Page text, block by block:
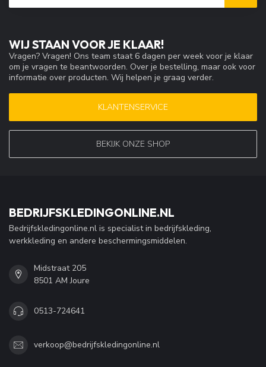
WIJ STAAN VOOR JE KLAAR!
Vragen? Vragen! Ons team staat 6 dagen per week voor je klaar
om je vragen te beantwoorden. Over je bestelling, maar ook voor
informatie over producten. Wij helpen je graag verder.
KLANTENSERVICE
BEKIJK ONZE SHOP
BEDRIJFSKLEDINGONLINE.NL
Bedrijfskledingonline.nl is specialist in bedrijfskleding,
werkkleding en andere beschermingsmiddelen.
Midstraat 205
8501 AM Joure
0513-724641
verkoop@bedrijfskledingonline.nl